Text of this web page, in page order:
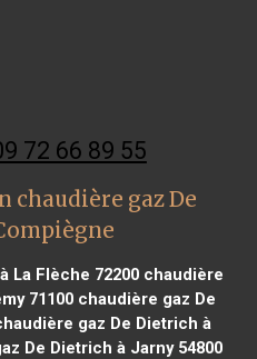
72 66 89 55
chaudière gaz De
La Flèche 72200 chaudière
71100 chaudière gaz De
gaz De Dietrich à
De Dietrich à Jarny 54800